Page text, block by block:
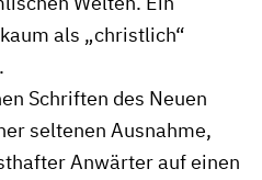
als „christlich“
Schriften des Neuen
seltenen Ausnahme,
Anwärter auf einen